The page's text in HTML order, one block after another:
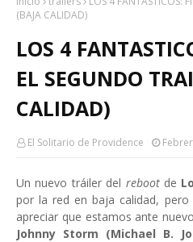
(BAJA CALIDAD)
LOS 4
EL SEGUNDO
CALIDAD)
El Solitario de Providence
Un nuevo tráiler del reboot de
por la red en baja calidad,
apreciar que estamos ante
Johnny Storm (Michael B.